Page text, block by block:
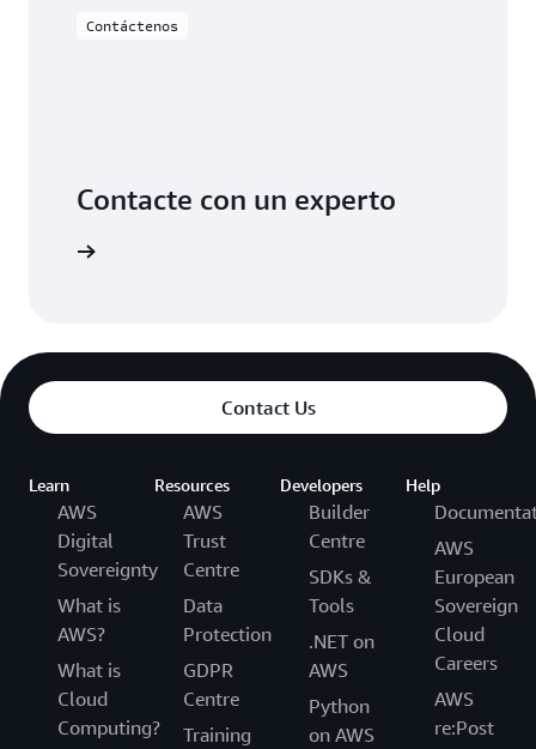
Contáctenos
Contacte con un experto
Contact Us
Learn
AWS
Digital
Sovereignty
What is
AWS?
What is
Cloud
Computing?
Resources
AWS
Trust
Centre
Data
Protection
GDPR
Centre
Training
Developers
Builder
Centre
SDKs &
Tools
.NET on
AWS
Python
on AWS
Help
AWS
European
Sovereign
Cloud
Careers
AWS
re:Post